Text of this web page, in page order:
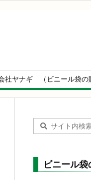
社ヤナギ （ビニール袋の
ビニール